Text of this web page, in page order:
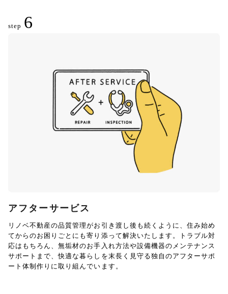
step 6
アフターサービス
リノベ不動産の品質管理がお引き渡し後も続くように、住み始め
てからのお困りごとにも寄り添って解決いたします。トラブル対
応はもちろん、無垢材のお手入れ方法や設備機器のメンテナンス
サポートまで、快適な暮らしを末長く見守る独自のアフターサポ
ート体制作りに取り組んでいます。